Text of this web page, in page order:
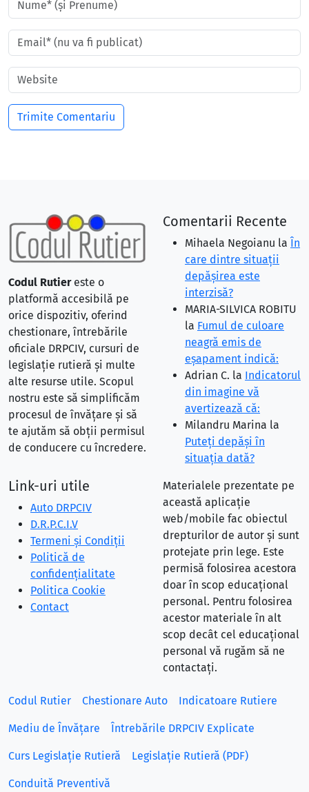
Codul Rutiereste o
platformă accesibilă pe
orice dispozitiv, oferind
chestionare, întrebările
oficiale DRPCIV, cursuri de
legislație rutieră și multe
alte resurse utile. Scopul
nostru este să simplificăm
procesul de învățare și să
te ajutăm să obții permisul
de conducere cu încredere.
Comentarii Recente
Mihaela Negoianu la În
care dintre situaţii
depăşirea este
interzisă?
MARIA-SILVICA ROBITU
la Fumul de culoare
neagră emis de
eşapament indică:
Adrian C. la Indicatorul
din imagine vă
avertizează că:
Milandru Marina la
Puteţi depăşi în
situaţia dată?
Link-uri utile
Auto DRPCIV
D.R.P.C.I.V
Termeni și Condiții
Politică de
confidențialitate
Politica Cookie
Contact
Materialele prezentate pe
această aplicație
web/mobile fac obiectul
drepturilor de autor și sunt
protejate prin lege. Este
permisă folosirea acestora
doar în scop educațional
personal. Pentru folosirea
acestor materiale în alt
scop decât cel educațional
personal vă rugăm să ne
contactați.
Codul Rutier Chestionare Auto Indicatoare Rutiere
Mediu de Învățare Întrebările DRPCIV Explicate
Curs Legislație Rutieră Legislație Rutieră (PDF)
Conduită Preventivă